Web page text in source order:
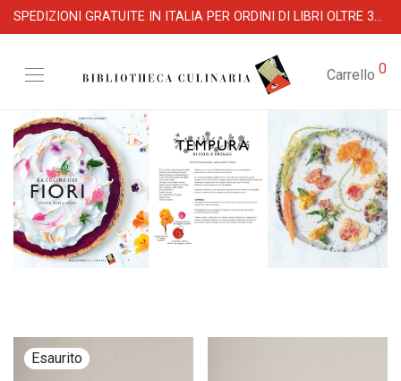
SPEDIZIONI GRATUITE IN ITALIA PER ORDINI DI LIBRI OLTRE 39 €
Carrello 0